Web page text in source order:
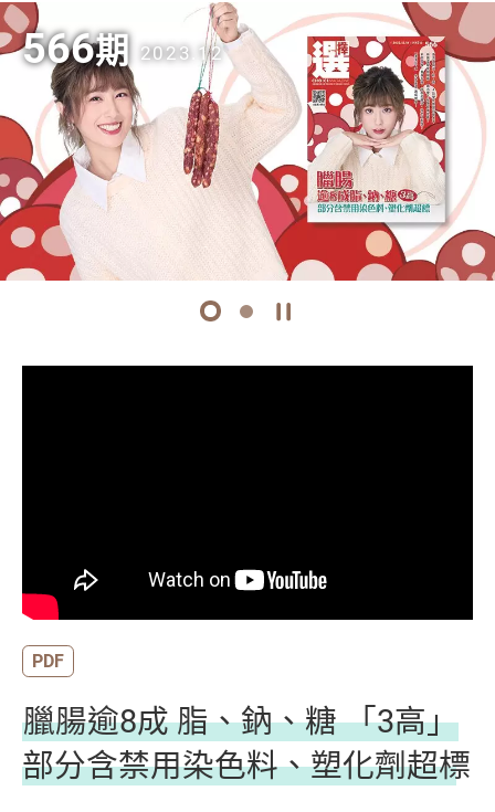
2023.12 | 566期
566期 2023.12
566期 2023.12
下載期刊
566期 2023.12
下載期刊
566期 2023.12
1 2 開始/暫停幻燈片
PDF
臘腸逾8成 脂、鈉、糖 「3高」
部分含禁用染色料、塑化劑超標